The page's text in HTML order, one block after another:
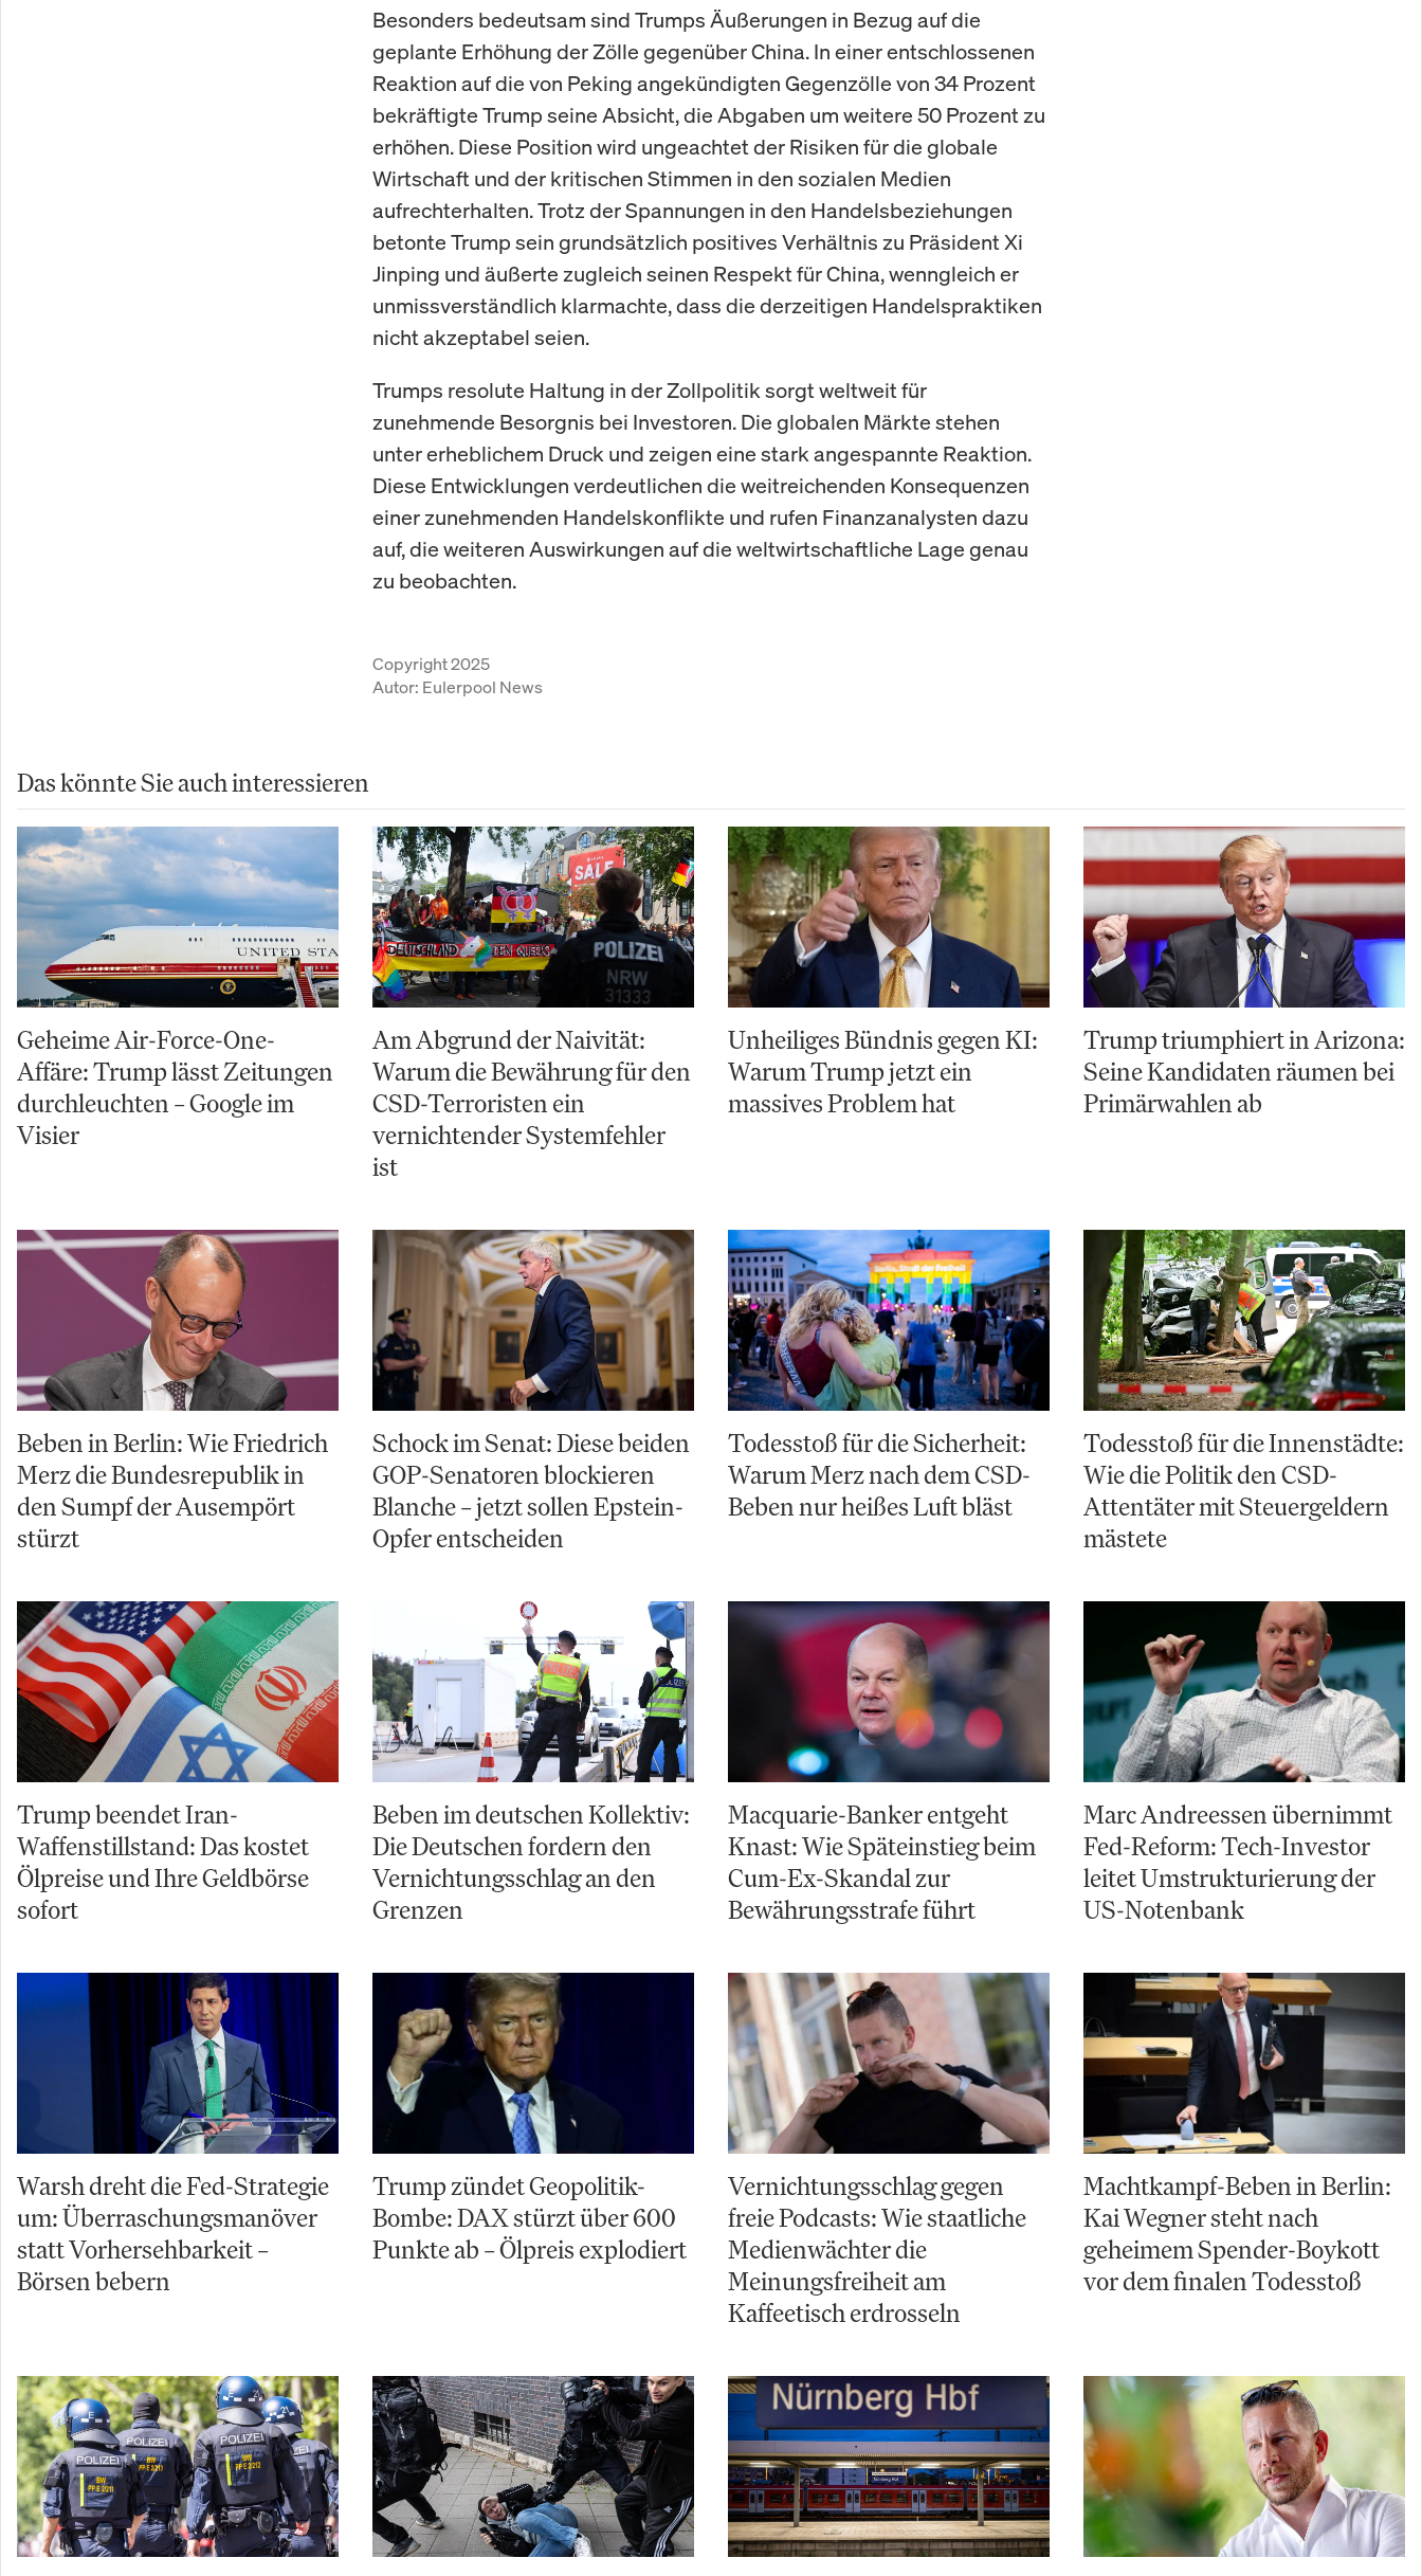
Besonders bedeutsam sind Trumps Äußerungen in Bezug auf die
geplante Erhöhung der Zölle gegenüber China. In einer entschlossenen
Reaktion auf die von Peking angekündigten Gegenzölle von 34 Prozent
bekräftigte Trump seine Absicht, die Abgaben um weitere 50 Prozent zu
erhöhen. Diese Position wird ungeachtet der Risiken für die globale
Wirtschaft und der kritischen Stimmen in den sozialen Medien
aufrechterhalten. Trotz der Spannungen in den Handelsbeziehungen
betonte Trump sein grundsätzlich positives Verhältnis zu Präsident Xi
Jinping und äußerte zugleich seinen Respekt für China, wenngleich er
unmissverständlich klarmachte, dass die derzeitigen Handelspraktiken
nicht akzeptabel seien.
Trumps resolute Haltung in der Zollpolitik sorgt weltweit für
zunehmende Besorgnis bei Investoren. Die globalen Märkte stehen
unter erheblichem Druck und zeigen eine stark angespannte Reaktion.
Diese Entwicklungen verdeutlichen die weitreichenden Konsequenzen
einer zunehmenden Handelskonflikte und rufen Finanzanalysten dazu
auf, die weiteren Auswirkungen auf die weltwirtschaftliche Lage genau
zu beobachten.
Copyright 2025
Autor: Eulerpool News
Das könnte Sie auch interessieren
Geheime Air-Force-One-
Affäre: Trump lässt Zeitungen
durchleuchten – Google im
Visier
Am Abgrund der Naivität:
Warum die Bewährung für den
CSD-Terroristen ein
vernichtender Systemfehler
ist
Unheiliges Bündnis gegen KI:
Warum Trump jetzt ein
massives Problem hat
Trump triumphiert in Arizona:
Seine Kandidaten räumen bei
Primärwahlen ab
Beben in Berlin: Wie Friedrich
Merz die Bundesrepublik in
den Sumpf der Ausempört
stürzt
Schock im Senat: Diese beiden
GOP-Senatoren blockieren
Blanche – jetzt sollen Epstein-
Opfer entscheiden
Todesstoß für die Sicherheit:
Warum Merz nach dem CSD-
Beben nur heißes Luft bläst
Todesstoß für die Innenstädte:
Wie die Politik den CSD-
Attentäter mit Steuergeldern
mästete
Trump beendet Iran-
Waffenstillstand: Das kostet
Ölpreise und Ihre Geldbörse
sofort
Beben im deutschen Kollektiv:
Die Deutschen fordern den
Vernichtungsschlag an den
Grenzen
Macquarie-Banker entgeht
Knast: Wie Späteinstieg beim
Cum-Ex-Skandal zur
Bewährungsstrafe führt
Marc Andreessen übernimmt
Fed-Reform: Tech-Investor
leitet Umstrukturierung der
US-Notenbank
Warsh dreht die Fed-Strategie
um: Überraschungsmanöver
statt Vorhersehbarkeit –
Börsen bebern
Trump zündet Geopolitik-
Bombe: DAX stürzt über 600
Punkte ab – Ölpreis explodiert
Vernichtungsschlag gegen
freie Podcasts: Wie staatliche
Medienwächter die
Meinungsfreiheit am
Kaffeetisch erdrosseln
Machtkampf-Beben in Berlin:
Kai Wegner steht nach
geheimem Spender-Boykott
vor dem finalen Todesstoß